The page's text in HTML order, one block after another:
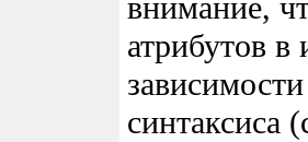
внимание,
атрибутов в
синтаксиса